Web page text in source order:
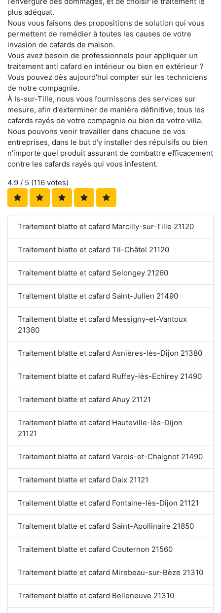
plus adéquat.
Nous vous faisons des propositions de solution qui vous
permettent de remédier à toutes les causes de votre
invasion de cafards de maison.
Vous avez besoin de professionnels pour appliquer un
traitement anti cafard en intérieur ou bien en extérieur ?
Vous pouvez dès aujourd'hui compter sur les techniciens
de notre compagnie.
À Is-sur-Tille, nous vous fournissons des services sur
mesure, afin d'exterminer de manière définitive, tous les
cafards rayés de votre compagnie ou bien de votre villa.
Nous pouvons venir travailler dans chacune de vos
entreprises, dans le but d'y installer des répulsifs ou bien
n'importe quel produit assurant de combattre efficacement
contre les cafards rayés qui vous infestent.
4.9 / 5 (116 votes)
Traitement blatte et cafard Marcilly-sur-Tille 21120
Traitement blatte et cafard Til-Châtel 21120
Traitement blatte et cafard Selongey 21260
Traitement blatte et cafard Saint-Julien 21490
Traitement blatte et cafard Messigny-et-Vantoux
21380
Traitement blatte et cafard Asnières-lès-Dijon 21380
Traitement blatte et cafard Ruffey-lès-Echirey 21490
Traitement blatte et cafard Ahuy 21121
Traitement blatte et cafard Hauteville-lès-Dijon
21121
Traitement blatte et cafard Varois-et-Chaignot 21490
Traitement blatte et cafard Daix 21121
Traitement blatte et cafard Fontaine-lès-Dijon 21121
Traitement blatte et cafard Saint-Apollinaire 21850
Traitement blatte et cafard Couternon 21560
Traitement blatte et cafard Mirebeau-sur-Bèze 21310
Traitement blatte et cafard Belleneuve 21310